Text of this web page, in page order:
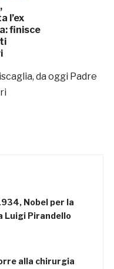
l’ex
finisce
da oggi Padre
Nobel per la
Luigi Pirandello
alla chirurgia